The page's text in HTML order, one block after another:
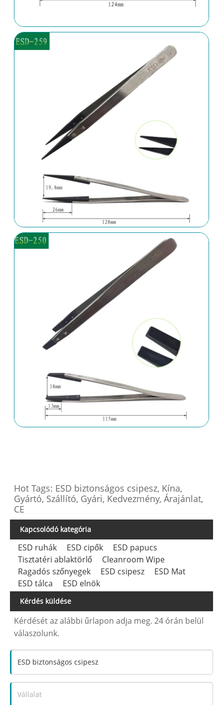
Hot Tags: ESD biztonságos csipesz, Kína,
Gyártó, Szállító, Gyári, Kedvezmény, Árajánlat,
CE
Kapcsolódó kategória
ESD ruhák ESD cipők
ESD papucs
Tisztatéri ablaktörlő
Cleanroom Wipe
Ragadós szőnyegek
ESD csipesz
ESD Mat
ESD tálca
ESD elnök
Kérdés küldése
Kérdését az alábbi űrlapon adja meg. 24 órán belül
válaszolunk.